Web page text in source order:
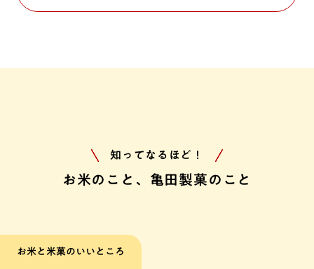
知ってなるほど！
お米のこと、亀田製菓のこと
お米と米菓のいいところ